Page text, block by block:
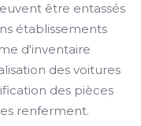
être entassés
établissements
d'inventaire
des voitures
des pièces
renferment.